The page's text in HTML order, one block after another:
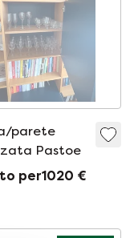
parete
Pastoe
per1020 €